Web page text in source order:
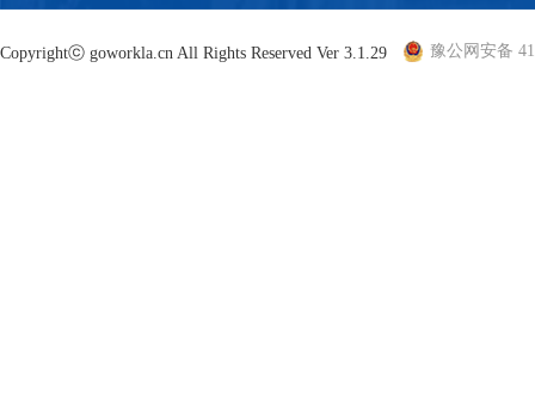
Copyrightⓒ goworkla.cn All Rights Reserved Ver 3.1.29 豫公网安备